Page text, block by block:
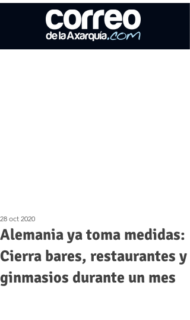
Alemania ya toma medidas:
Cierra bares, restaurantes y
ginmasios durante un mes
28 oct 2020